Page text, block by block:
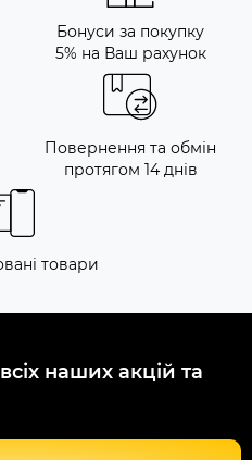
Бонуси за покупку
5% на Ваш рахунок
Повернення та обмін
протягом 14 днів
товари
наших акцій та